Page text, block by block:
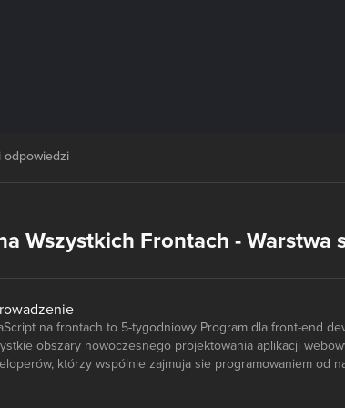
odpowiedzi
Wszystkich Frontach - Warstwa
na frontach to 5-tygodniowy Program dla front-end
obszary nowoczesnego projektowania aplikacji
którzy wspólnie zajmuja sie programowaniem od